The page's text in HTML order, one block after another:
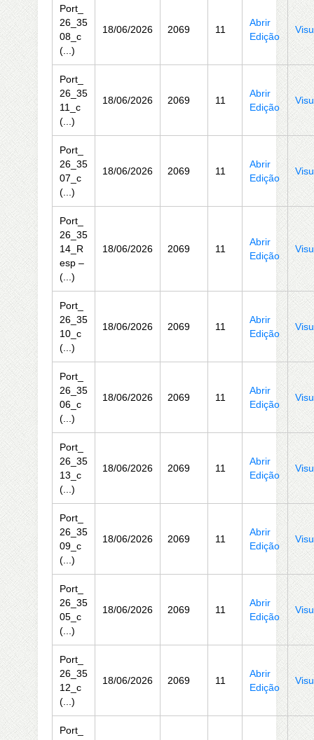
Port_
26_35
08_c
(...)
18/06/2026 2069 11
Abrir
Edição
Port_
26_35
11_c
(...)
18/06/2026 2069 11
Abrir
Edição
Port_
26_35
07_c
(...)
18/06/2026 2069 11
Abrir
Edição
Port_
26_35
14_R
esp –
(...)
18/06/2026 2069 11
Abrir
Edição
Port_
26_35
10_c
(...)
18/06/2026 2069 11
Abrir
Edição
Port_
26_35
06_c
(...)
18/06/2026 2069 11
Abrir
Edição
Port_
26_35
13_c
(...)
18/06/2026 2069 11
Abrir
Edição
Port_
26_35
09_c
(...)
18/06/2026 2069 11
Abrir
Edição
Port_
26_35
05_c
(...)
18/06/2026 2069 11
Abrir
Edição
Port_
26_35
12_c
(...)
18/06/2026 2069 11
Abrir
Edição
Port_